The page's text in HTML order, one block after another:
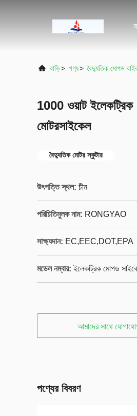
বাড়ি> পণ্য> বৈদ্যুতিক মোপড
1000 ওয়াট
মোটরসাইকেল
বৈদ্যুতিক মোটর স্কুটার
উৎপত্তি স্থল: চীন
পরিচিতিমুলক নাম: RONGYAO
সাক্ষ্যদান: EC,EEC,DOT,EPA
মডেল নম্বার: ইলেকট্রিক মোপড
আমাদের সাথে
পণ্যের বিবরণ